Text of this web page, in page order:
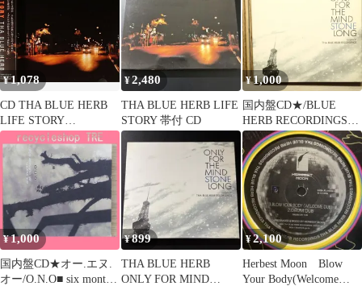
ABOUT WHY YOU
STARTED (Remix)
¥1,078
CD THA BLUE HERB
LIFE STORY
TBHRCD014 Tha Blue
Herb Record /00110
¥2,480
THA BLUE HERB LIFE
STORY 帯付 CD
¥1,000
国内盤CD★/BLUE
HERB RECORDINGS
PRESENT■ ONLY FOR
THE MIND STONE
LONG
【TBHRCD011/4545710
001344】P71387
¥1,000
国内盤CD★オー.エヌ.
オー/O.N.O■ six month
¥899
THA BLUE HERB
ONLY FOR MIND
¥2,100
Herbest Moon Blow
Your Body(Welcome